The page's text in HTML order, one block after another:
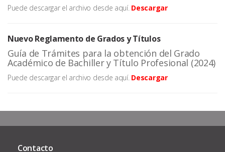
Puede descargar el archivo desde aquí. Descargar
Nuevo Reglamento de Grados y Títulos
Guía de Trámites para la obtención del Grado
Académico de Bachiller y Título Profesional (2024)
Puede descargar el archivo desde aquí. Descargar
Contacto